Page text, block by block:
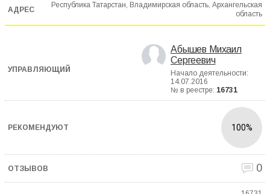
Республика Татарстан, Владимирская область, Архангельская
область
Абышев Михаил
Сергеевич
Начало деятельности:
14.07.2016
№ в реестре: 16731
100%
0